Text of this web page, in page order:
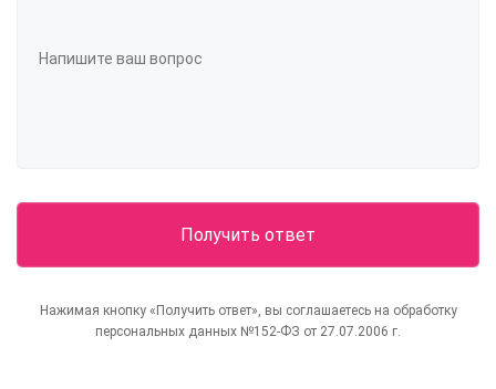
Нажимая кнопку «Получить ответ», вы соглашаетесь на обработку
персональных данных №152-ФЗ от 27.07.2006 г.